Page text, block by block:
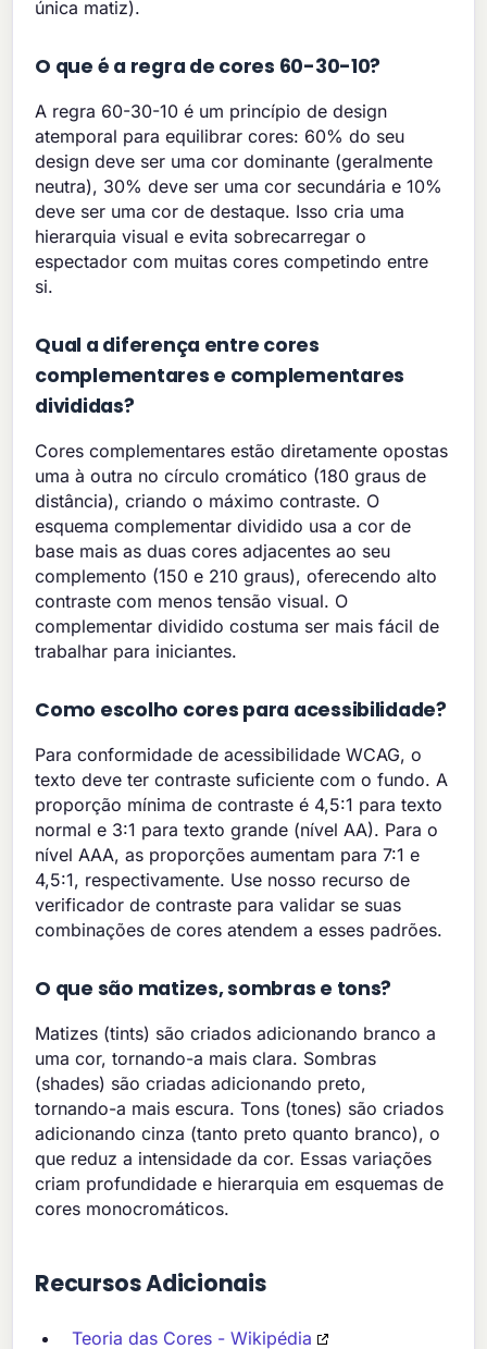
única matiz).
O que é a regra de cores 60-30-10?
A regra 60-30-10 é um princípio de design
atemporal para equilibrar cores: 60% do seu
design deve ser uma cor dominante (geralmente
neutra), 30% deve ser uma cor secundária e 10%
deve ser uma cor de destaque. Isso cria uma
hierarquia visual e evita sobrecarregar o
espectador com muitas cores competindo entre
si.
Qual a diferença entre cores
complementares e complementares
divididas?
Cores complementares estão diretamente opostas
uma à outra no círculo cromático (180 graus de
distância), criando o máximo contraste. O
esquema complementar dividido usa a cor de
base mais as duas cores adjacentes ao seu
complemento (150 e 210 graus), oferecendo alto
contraste com menos tensão visual. O
complementar dividido costuma ser mais fácil de
trabalhar para iniciantes.
Como escolho cores para acessibilidade?
Para conformidade de acessibilidade WCAG, o
texto deve ter contraste suficiente com o fundo. A
proporção mínima de contraste é 4,5:1 para texto
normal e 3:1 para texto grande (nível AA). Para o
nível AAA, as proporções aumentam para 7:1 e
4,5:1, respectivamente. Use nosso recurso de
verificador de contraste para validar se suas
combinações de cores atendem a esses padrões.
O que são matizes, sombras e tons?
Matizes (tints) são criados adicionando branco a
uma cor, tornando-a mais clara. Sombras
(shades) são criadas adicionando preto,
tornando-a mais escura. Tons (tones) são criados
adicionando cinza (tanto preto quanto branco), o
que reduz a intensidade da cor. Essas variações
criam profundidade e hierarquia em esquemas de
cores monocromáticos.
Recursos Adicionais
Teoria das Cores - Wikipédia